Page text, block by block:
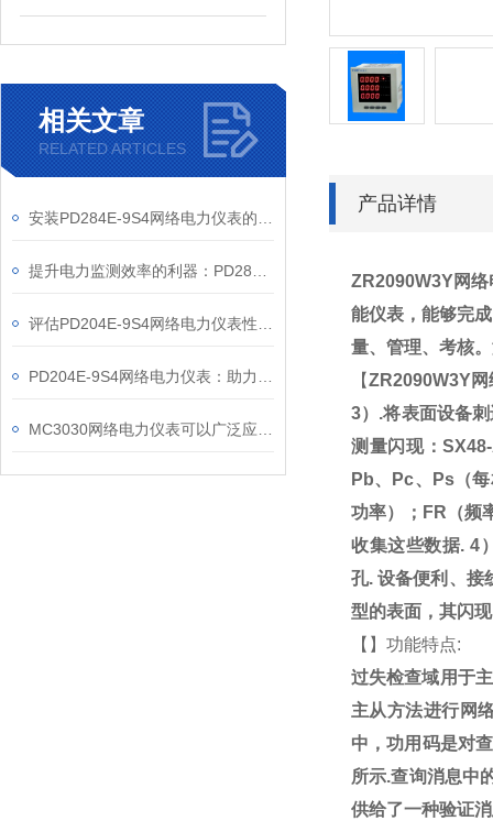
相关文章
RELATED ARTICLES
产品详情
ZR2090W3Y网络
能仪表，能够完
量、管理、考核
【ZR2090W3Y网
3）.将表面设备
测量闪现：
Pb、Pc、Ps（
功率）；FR（频
收集这些数据. 4
孔. 设备便利、接
型的表面，其闪
【 】功能特点:
过失检查域用于
主从方法进行网
中，功用码是对
所示.查询消息中
供给了一种验证